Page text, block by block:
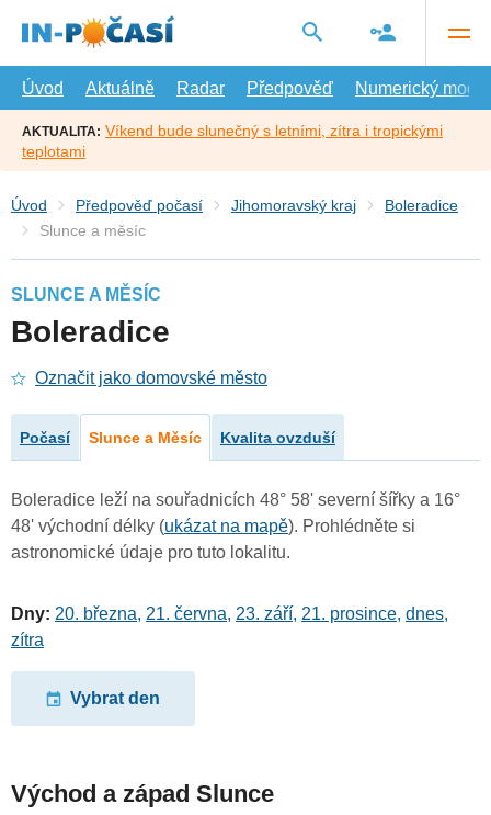
hlavní
Úvod
Aktuálně Radar Předpověď Numerický model
AKTUALITA: Víkend bude slunečný s letními, zítra i tropickými
teplotami
Úvod Předpověď počasí Jihomoravský kraj
Boleradice
Slunce a měsíc
SLUNCE A MĚSÍC
Boleradice
Označit jako domovské město
Počasí Slunce a Měsíc Kvalita ovzduší
Boleradice leží na souřadnicích 48° 58' severní šířky a 16°
48' východní délky (ukázat na mapě). Prohlédněte si
astronomické údaje pro tuto lokalitu.
Dny: 20. března, 21. června, 23. září, 21. prosince, dnes,
zítra
Vybrat den
Východ a západ Slunce